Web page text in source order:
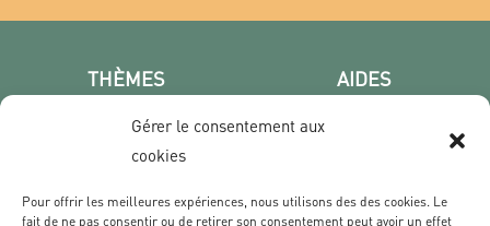
Gérer le consentement aux
cookies
Pour offrir les meilleures expériences, nous utilisons des des cookies. Le
fait de ne pas consentir ou de retirer son consentement peut avoir un effet
THÈMES
Poster photo
Les villes
Film & Série
AIDES